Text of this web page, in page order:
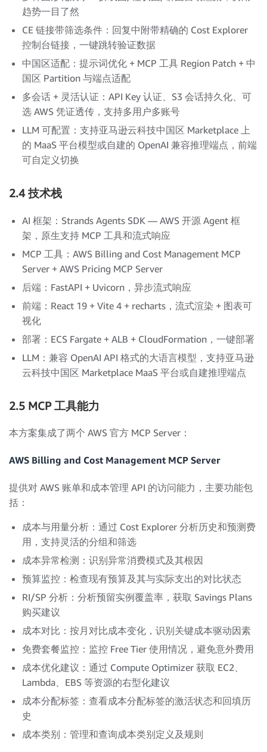
趋势一目了然
CE 链接带筛选条件：回复中附带精确的 Cost Explorer
控制台链接，一键跳转验证数据
中国区适配：提示词优化 + MCP 工具 Region Patch + 中
国区 Partition 与端点适配
多会话 + 灵活认证：API Key 认证、S3 会话持久化、可
选 AWS 凭证透传，支持多用户多账号
LLM 可配置：支持亚马逊云科技中国区 Marketplace 上
的 MaaS 平台模型或自建的 OpenAI 兼容推理端点，前端
可自定义切换
2.4 技术栈
AI 框架：Strands Agents SDK — AWS 开源 Agent 框
架，原生支持 MCP 工具和流式响应
MCP 工具：AWS Billing and Cost Management MCP
Server + AWS Pricing MCP Server
后端：FastAPI + Uvicorn，异步流式响应
前端：React 19 + Vite 4 + recharts，流式渲染 + 图表可
视化
部署：ECS Fargate + ALB + CloudFormation，一键部署
LLM：兼容 OpenAI API 格式的大语言模型，支持亚马逊
云科技中国区 Marketplace MaaS 平台或自建推理端点
2.5 MCP 工具能力
本方案集成了两个 AWS 官方 MCP Server：
AWS Billing and Cost Management MCP Server
提供对 AWS 账单和成本管理 API 的访问能力，主要功能包
括：
成本与用量分析：通过 Cost Explorer 分析历史和预测费
用，支持灵活的分组和筛选
成本异常检测：识别异常消费模式及其根因
预算监控：检查现有预算及其与实际支出的对比状态
RI/SP 分析：分析预留实例覆盖率，获取 Savings Plans
购买建议
成本对比：按月对比成本变化，识别关键成本驱动因素
免费套餐监控：监控 Free Tier 使用情况，避免意外费用
成本优化建议：通过 Compute Optimizer 获取 EC2、
Lambda、EBS 等资源的右型化建议
成本分配标签：查看成本分配标签的激活状态和回填历
史
成本类别：管理和查询成本类别定义及规则